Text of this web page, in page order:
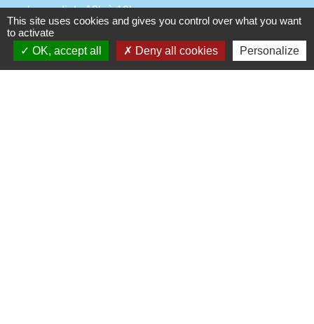
- le mardi de 18h à 19h
- le mercredi de 11h à 12h.
This site uses cookies and gives you control over what you want
to activate
OK, accept all
Deny all cookies Personalize